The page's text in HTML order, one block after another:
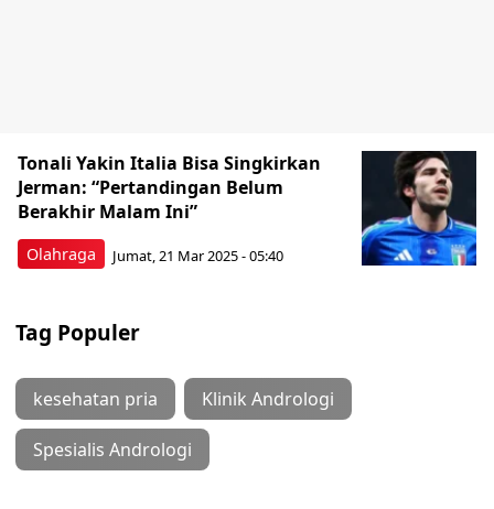
Olahraga
Tonali Yakin Italia Bisa Singkirkan
Jerman: “Pertandingan Belum
Berakhir Malam Ini”
Jumat, 21 Mar 2025 - 05:40
Tag Populer
kesehatan pria Klinik Andrologi
Spesialis Andrologi